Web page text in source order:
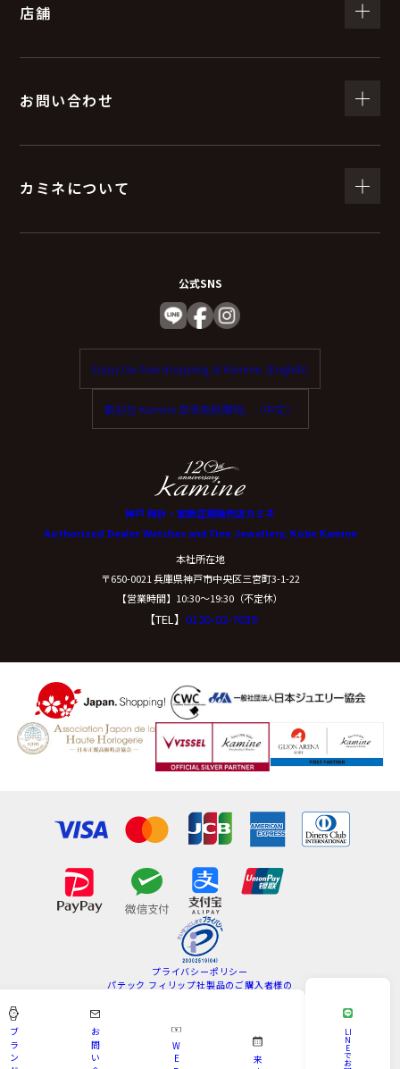
店舗
お問い合わせ
カミネについて
公式SNS
Enjoy tax-free shopping at Kamine. (English)
歡迎在 Kamine 享受免稅購物。（中文）
神戸 時計・宝飾正規販売店カミネ
Authorized Dealer Watches and Fine Jewellery, Kobe Kamine
本社所在地
〒650-0021 兵庫県神戸市中央区三宮町3-1-22
【営業時間】10:30〜19:30（不定休）
【TEL】 0120-02-7039
プライバシーポリシー
パテック フィリップ社製品のご購入者様の
サイトマップ
Copyright © KAMINE All Rights Reserved.
ブ
ラ
ン
お
問
い
W
E
来
LI
N
E
で
お